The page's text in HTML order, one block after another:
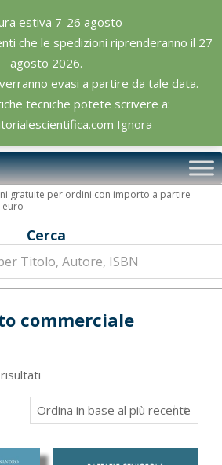
estiva 7-26 agosto
che le spedizioni riprenderanno il 27
agosto 2026.
evasi a partire da tale data.
tecniche potete scrivere a:
Ignora
gratuite per ordini con importo a partire
euro
Cerca
commerciale
in
base
più